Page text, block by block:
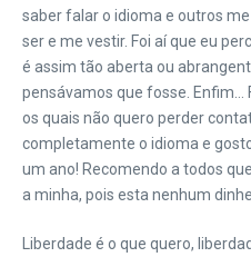
saber falar o idioma e outros
ser e me vestir. Foi aí que eu
é assim tão aberta ou
pensávamos que fosse. Enfim…
os quais não quero perder
completamente o idioma e
um ano! Recomendo a todos
a minha, pois esta nenhum
Liberdade é o que quero,